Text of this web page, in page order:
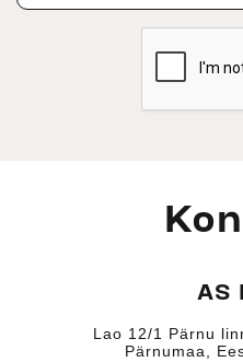
AS
Lao 12/1